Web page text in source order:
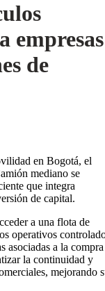
empresas
de
en Bogotá, el
mediano se
que integra
de capital.
a una flota de
operativos
asociadas a la compra
la continuidad y
mejorando